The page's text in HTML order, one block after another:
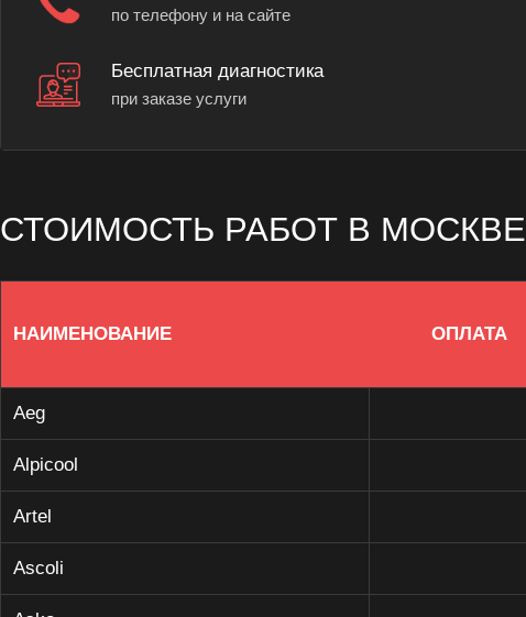
по телефону и на сайте
Бесплатная диагностика
при заказе услуги
СТОИМОСТЬ РАБОТ В МОСКВЕ
НАИМЕНОВАНИЕ ОПЛАТА
Aeg
Alpicool
Artel
Ascoli